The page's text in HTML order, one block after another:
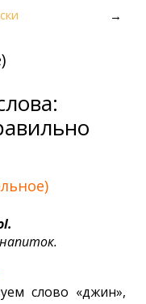
→
слово «джин»,